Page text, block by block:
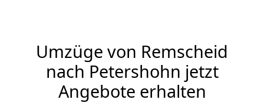
Umzüge von Remscheid
nach Petershohn jetzt
Angebote erhalten